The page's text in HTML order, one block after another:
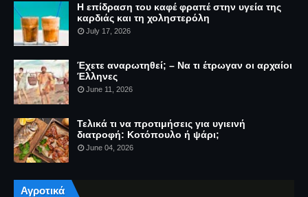
Η επίδραση του καφέ φραπέ στην υγεία της
καρδιάς και τη χοληστερόλη
July 17, 2026
Έχετε αναρωτηθεί; – Να τι έτρωγαν οι αρχαίοι
Έλληνες
June 11, 2026
Τελικά τι να προτιμήσεις για υγιεινή
διατροφή: Κοτόπουλο ή ψάρι;
June 04, 2026
Αγροτικά